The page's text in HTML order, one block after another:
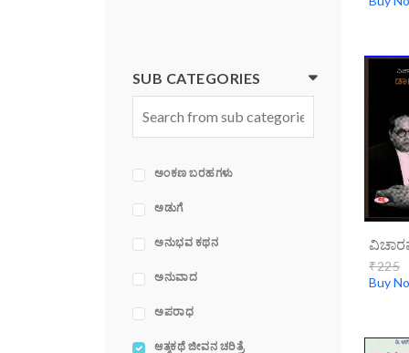
SUB CATEGORIES
ಅಂಕಣ ಬರಹಗಳು
ಅಡುಗೆ
ಅನುಭವ ಕಥನ
ಅನುವಾದ
ಅಪರಾಧ
ಆತ್ಮಕಥೆ ಜೀವನ ಚರಿತ್ರೆ
₹225
Buy